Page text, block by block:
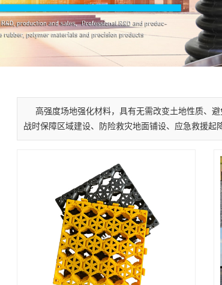
高强度场地强化材料，具有无需改变土地性质、
战时保障区域建设、防险救灾地面铺设、应急救援起